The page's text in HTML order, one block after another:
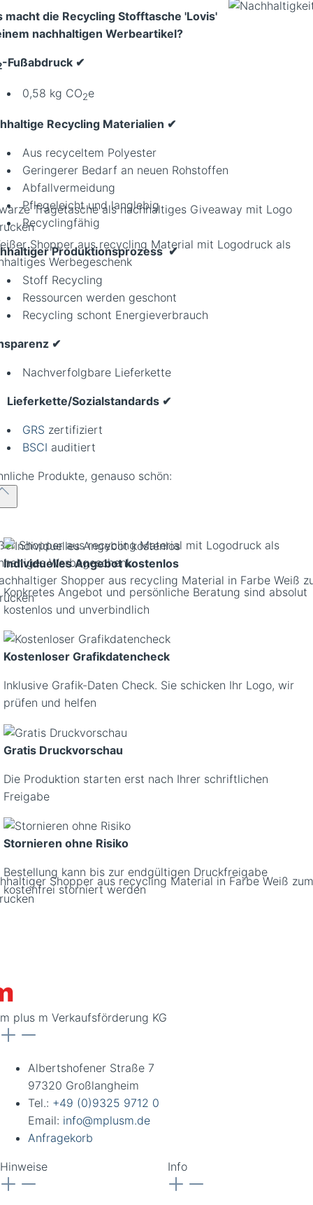
Tragetasche als nachhaltiges Giveaway mit Logo
Shopper aus recycling Material mit Logodruck als
Werbegeschenk
Shopper aus recycling Material in Farbe Weiß zum
macht die Recycling Stofftasche 'Lovis'
nachhaltigen Werbeartikel?
-Fußabdruck ✔︎
0,58 kg CO2e
Recycling Materialien ✔
Aus recyceltem Polyester
Geringerer Bedarf an neuen Rohstoffen
Abfallvermeidung
Pflegeleicht und langlebig
Recyclingfähig
Produktionsprozess ✔
Stoff Recycling
Ressourcen werden geschont
Recycling schont Energieverbrauch
✔
Nachverfolgbare Lieferkette
Lieferkette/Sozialstandards ✔
GRS zertifiziert
BSCI auditiert
Produkte, genauso schön:
Individuelles Angebot kostenlos
Konkretes Angebot und persönliche Beratung sind absolut
kostenlos und unverbindlich
Kostenloser Grafikdatencheck
Inklusive Grafik-Daten Check. Sie schicken Ihr Logo, wir
prüfen und helfen
Gratis Druckvorschau
Die Produktion starten erst nach Ihrer schriftlichen
Freigabe
Stornieren ohne Risiko
Bestellung kann bis zur endgültigen Druckfreigabe
kostenfrei storniert werden
m plus m Verkaufsförderung KG
Albertshofener Straße 7
97320 Großlangheim
Tel.: +49 (0)9325 9712 0
Email: info@mplusm.de
Anfragekorb
Hinweise Info